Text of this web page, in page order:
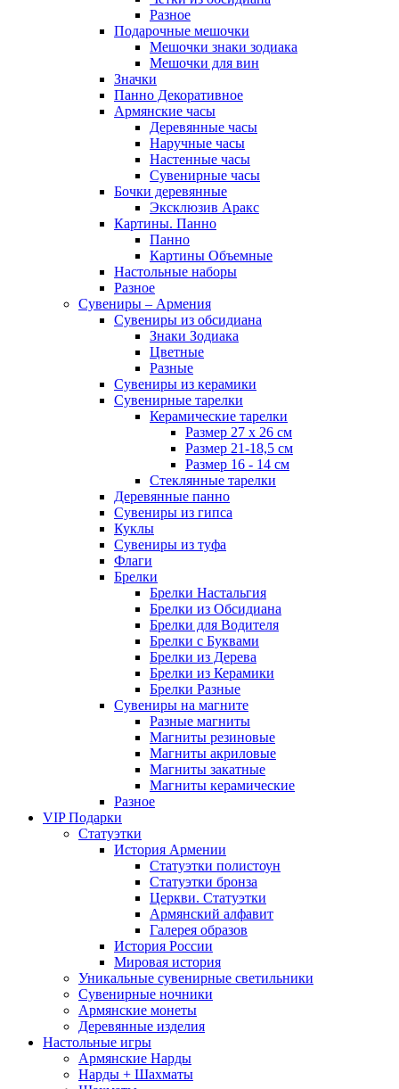
Разное
Подарочные мешочки
Мешочки знаки зодиака
Мешочки для вин
Значки
Панно Декоративное
Армянские часы
Деревянные часы
Наручные часы
Настенные часы
Сувенирные часы
Бочки деревянные
Эксклюзив Аракс
Картины. Панно
Панно
Картины Объемные
Настольные наборы
Разное
Сувениры – Армения
Сувениры из обсидиана
Знаки Зодиака
Цветные
Разные
Сувениры из керамики
Сувенирные тарелки
Керамические тарелки
Размер 27 х 26 см
Размер 21-18,5 см
Размер 16 - 14 см
Стеклянные тарелки
Деревянные панно
Сувениры из гипса
Куклы
Сувениры из туфа
Флаги
Брелки
Брелки Настальгия
Брелки из Обсидиана
Брелки для Водителя
Брелки с Буквами
Брелки из Дерева
Брелки из Керамики
Брелки Разные
Сувениры на магните
Разные магниты
Магниты резиновые
Магниты акриловые
Магниты закатные
Магниты керамические
Разное
VIP Подарки
Статуэтки
История Армении
Статуэтки полистоун
Статуэтки бронза
Церкви. Статуэтки
Армянский алфавит
Галерея образов
История России
Мировая история
Уникальные сувенирные светильники
Сувенирные ночники
Армянские монеты
Деревянные изделия
Настольные игры
Армянские Нарды
Нарды + Шахматы